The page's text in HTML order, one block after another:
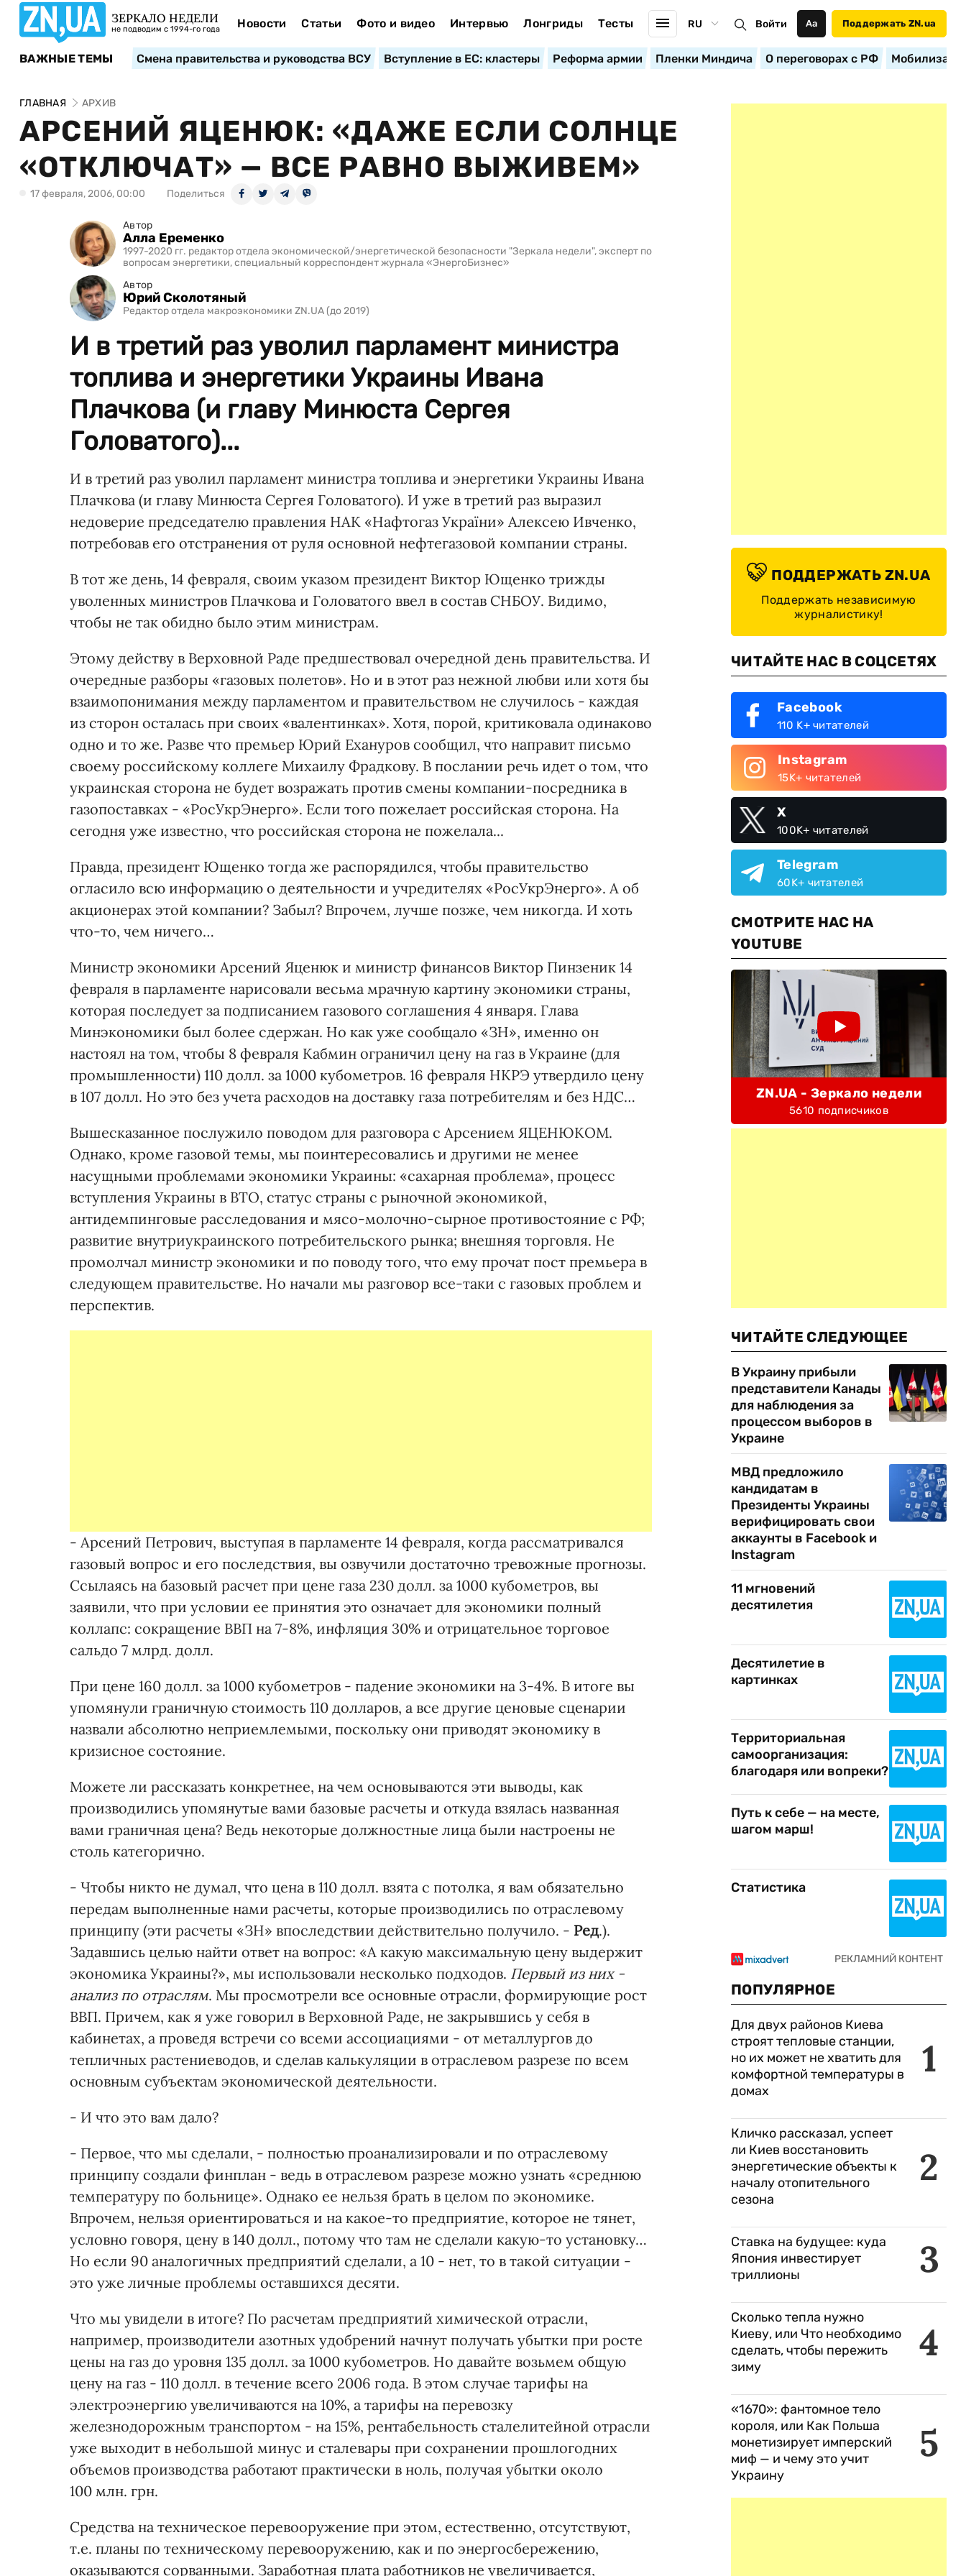
ЗЕРКАЛО НЕДЕЛИ
не подводим с 1994-го года Новости Статьи Фото и видео Интервью Лонгриды Тесты RU Войти Аа Поддержать ZN.ua
ВАЖНЫЕ ТЕМЫ Смена правительства и руководства ВСУ Вступление в ЕС: кластеры Реформа армии Пленки Миндича О переговорах с РФ
ГЛАВНАЯ АРХИВ
АРСЕНИЙ ЯЦЕНЮК: «ДАЖЕ ЕСЛИ СОЛНЦЕ
«ОТКЛЮЧАТ» — ВСЕ РАВНО ВЫЖИВЕМ»
17 февраля, 2006, 00:00 Поделиться
Автор
Алла Еременко
1997-2020 гг. редактор отдела экономической/энергетической безопасности "Зеркала недели", эксперт по
вопросам энергетики, специальный корреспондент журнала «ЭнергоБизнес»
Автор
Юрий Сколотяный
Редактор отдела макроэкономики ZN.UA (до 2019)
И в третий раз уволил парламент министра
топлива и энергетики Украины Ивана
Плачкова (и главу Минюста Сергея
Головатого)...
И в третий раз уволил парламент министра топлива и энергетики Украины Ивана
Плачкова (и главу Минюста Сергея Головатого). И уже в третий раз выразил
недоверие председателю правления НАК «Нафтогаз України» Алексею Ивченко,
потребовав его отстранения от руля основной нефтегазовой компании страны.
В тот же день, 14 февраля, своим указом президент Виктор Ющенко трижды
уволенных министров Плачкова и Головатого ввел в состав СНБОУ. Видимо,
чтобы не так обидно было этим министрам.
Этому действу в Верховной Раде предшествовал очередной день правительства. И
очередные разборы «газовых полетов». Но и в этот раз нежной любви или хотя бы
взаимопонимания между парламентом и правительством не случилось - каждая
из сторон осталась при своих «валентинках». Хотя, порой, критиковала одинаково
одно и то же. Разве что премьер Юрий Ехануров сообщил, что направит письмо
своему российскому коллеге Михаилу Фрадкову. В послании речь идет о том, что
украинская сторона не будет возражать против смены компании-посредника в
газопоставках - «РосУкрЭнерго». Если того пожелает российская сторона. На
сегодня уже известно, что российская сторона не пожелала...
Правда, президент Ющенко тогда же распорядился, чтобы правительство
огласило всю информацию о деятельности и учредителях «РосУкрЭнерго». А об
акционерах этой компании? Забыл? Впрочем, лучше позже, чем никогда. И хоть
что-то, чем ничего…
Министр экономики Арсений Яценюк и министр финансов Виктор Пинзеник 14
февраля в парламенте нарисовали весьма мрачную картину экономики страны,
которая последует за подписанием газового соглашения 4 января. Глава
Минэкономики был более сдержан. Но как уже сообщало «ЗН», именно он
настоял на том, чтобы 8 февраля Кабмин ограничил цену на газ в Украине (для
промышленности) 110 долл. за 1000 кубометров. 16 февраля НКРЭ утвердило цену
в 107 долл. Но это без учета расходов на доставку газа потребителям и без НДС…
Вышесказанное послужило поводом для разговора с Арсением ЯЦЕНЮКОМ.
Однако, кроме газовой темы, мы поинтересовались и другими не менее
насущными проблемами экономики Украины: «сахарная проблема», процесс
вступления Украины в ВТО, статус страны с рыночной экономикой,
антидемпинговые расследования и мясо-молочно-сырное противостояние с РФ;
развитие внутриукраинского потребительского рынка; внешняя торговля. Не
промолчал министр экономики и по поводу того, что ему прочат пост премьера в
следующем правительстве. Но начали мы разговор все-таки с газовых проблем и
перспектив.
- Арсений Петрович, выступая в парламенте 14 февраля, когда рассматривался
газовый вопрос и его последствия, вы озвучили достаточно тревожные прогнозы.
Ссылаясь на базовый расчет при цене газа 230 долл. за 1000 кубометров, вы
заявили, что при условии ее принятия это означает для экономики полный
коллапс: сокращение ВВП на 7-8%, инфляция 30% и отрицательное торговое
сальдо 7 млрд. долл.
При цене 160 долл. за 1000 кубометров - падение экономики на 3-4%. В итоге вы
упомянули граничную стоимость 110 долларов, а все другие ценовые сценарии
назвали абсолютно неприемлемыми, поскольку они приводят экономику в
кризисное состояние.
Можете ли рассказать конкретнее, на чем основываются эти выводы, как
производились упомянутые вами базовые расчеты и откуда взялась названная
вами граничная цена? Ведь некоторые должностные лица были настроены не
столь категорично.
- Чтобы никто не думал, что цена в 110 долл. взята с потолка, я вам обязательно
передам выполненные нами расчеты, которые производились по отраслевому
принципу (эти расчеты «ЗН» впоследствии действительно получило. - Ред.).
Задавшись целью найти ответ на вопрос: «А какую максимальную цену выдержит
экономика Украины?», мы использовали несколько подходов. Первый из них -
анализ по отраслям. Мы просмотрели все основные отрасли, формирующие рост
ВВП. Причем, как я уже говорил в Верховной Раде, не закрывшись у себя в
кабинетах, а проведя встречи со всеми ассоциациями - от металлургов до
тепличных растениеводов, и сделав калькуляции в отраслевом разрезе по всем
основным субъектам экономической деятельности.
- И что это вам дало?
- Первое, что мы сделали, - полностью проанализировали и по отраслевому
принципу создали финплан - ведь в отраслевом разрезе можно узнать «среднюю
температуру по больнице». Однако ее нельзя брать в целом по экономике.
Впрочем, нельзя ориентироваться и на какое-то предприятие, которое не тянет,
условно говоря, цену в 140 долл., потому что там не сделали какую-то установку…
Но если 90 аналогичных предприятий сделали, а 10 - нет, то в такой ситуации -
это уже личные проблемы оставшихся десяти.
Что мы увидели в итоге? По расчетам предприятий химической отрасли,
например, производители азотных удобрений начнут получать убытки при росте
цены на газ до уровня 135 долл. за 1000 кубометров. Но давайте возьмем общую
цену на газ - 110 долл. в течение всего 2006 года. В этом случае тарифы на
электроэнергию увеличиваются на 10%, а тарифы на перевозку
железнодорожным транспортом - на 15%, рентабельность сталелитейной отрасли
уже выходит в небольшой минус и сталевары при сохранении прошлогодних
объемов производства работают практически в ноль, получая убытки около
100 млн. грн.
Средства на техническое перевооружение при этом, естественно, отсутствуют,
т.е. планы по техническому перевооружению, как и по энергосбережению,
оказываются сорванными. Заработная плата работников не увеличивается,
ПОДДЕРЖАТЬ ZN.UA
Поддержать независимую
журналистику!
ЧИТАЙТЕ НАС В СОЦСЕТЯХ
Facebook
110 K+ читателей
Instagram
15K+ читателей
X
100K+ читателей
Telegram
60K+ читателей
СМОТРИТЕ НАС НА
YOUTUBE
ZN.UA - Зеркало недели
5610 подписчиков
ЧИТАЙТЕ СЛЕДУЮЩЕЕ
В Украину прибыли
представители Канады
для наблюдения за
процессом выборов в
Украине
МВД предложило
кандидатам в
Президенты Украины
верифицировать свои
аккаунты в Facebook и
Instagram
11 мгновений
десятилетия
Десятилетие в
картинках
Территориальная
самоорганизация:
благодаря или вопреки?
Путь к себе — на месте,
шагом марш!
Статистика
ПОПУЛЯРНОЕ
1
Для двух районов Киева
строят тепловые станции,
но их может не хватить для
комфортной температуры в
домах
2
Кличко рассказал, успеет
ли Киев восстановить
энергетические объекты к
началу отопительного
сезона
3
Ставка на будущее: куда
Япония инвестирует
триллионы
4
Сколько тепла нужно
Киеву, или Что необходимо
сделать, чтобы пережить
зиму
5
«1670»: фантомное тело
короля, или Как Польша
монетизирует имперский
миф — и чему это учит
Украину